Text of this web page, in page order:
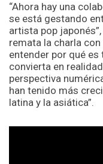
“Ahora hay una
se está gestando
artista pop
remata la charla
entender por qué
convierta en
perspectiva
han tenido más
latina y la asiática”.